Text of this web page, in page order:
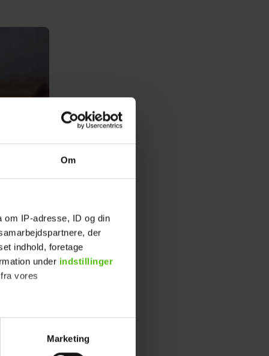
Om
om IP-adresse, ID og din
der
indhold, foretage
under indstillinger
vores
indhold til dig.
Marketing